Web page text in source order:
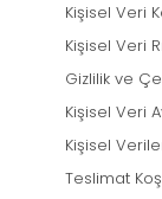
Kişisel Veri
Kişisel Veri
Gizlilik ve
Kişisel Veri
Kişisel
Teslimat